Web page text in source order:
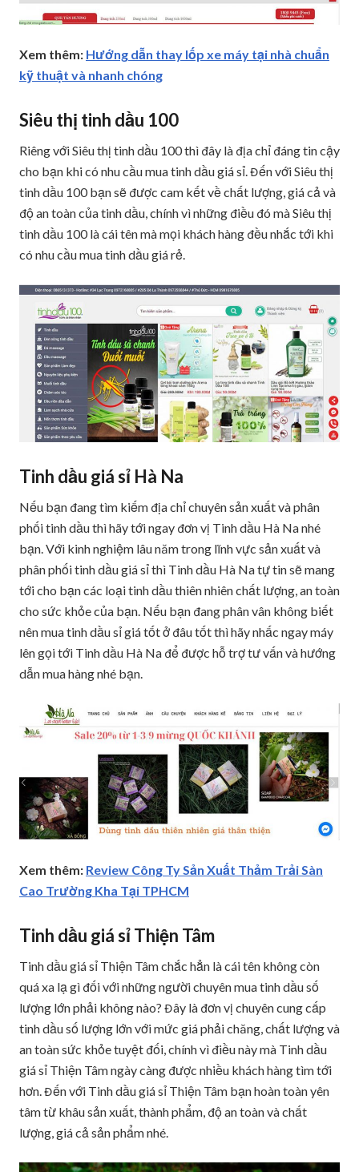
Xem thêm: Hướng dẫn thay lốp xe máy tại nhà chuẩn
kỹ thuật và nhanh chóng
Siêu thị tinh dầu 100
Riêng với Siêu thị tinh dầu 100 thì đây là địa chỉ đáng tin cậy
cho bạn khi có nhu cầu mua tinh dầu giá sỉ. Đến với Siêu thị
tinh dầu 100 bạn sẽ được cam kết về chất lượng, giá cả và
độ an toàn của tinh dầu, chính vì những điều đó mà Siêu thị
tinh dầu 100 là cái tên mà mọi khách hàng đều nhắc tới khi
có nhu cầu mua tinh dầu giá rẻ.
Tinh dầu giá sỉ Hà Na
Nếu bạn đang tìm kiếm địa chỉ chuyên sản xuất và phân
phối tinh dầu thì hãy tới ngay đơn vị Tinh dầu Hà Na nhé
bạn. Với kinh nghiệm lâu năm trong lĩnh vực sản xuất và
phân phối tinh dầu giá sỉ thì Tinh dầu Hà Na tự tin sẽ mang
tới cho bạn các loại tinh dầu thiên nhiên chất lượng, an toàn
cho sức khỏe của bạn. Nếu bạn đang phân vân không biết
nên mua tinh dầu sỉ giá tốt ở đâu tốt thì hãy nhấc ngay máy
lên gọi tới Tinh dầu Hà Na để được hỗ trợ tư vấn và hướng
dẫn mua hàng nhé bạn.
Xem thêm: Review Công Ty Sản Xuất Thảm Trải Sàn
Cao Trường Kha Tại TPHCM
Tinh dầu giá sỉ Thiện Tâm
Tinh dầu giá sỉ Thiện Tâm chắc hẳn là cái tên không còn
quá xa lạ gì đối với những người chuyên mua tinh dầu số
lượng lớn phải không nào? Đây là đơn vị chuyên cung cấp
tinh dầu số lượng lớn với mức giá phải chăng, chất lượng và
an toàn sức khỏe tuyệt đối, chính vì điều này mà Tinh dầu
giá sỉ Thiện Tâm ngày càng được nhiều khách hàng tìm tới
hơn. Đến với Tinh dầu giá sỉ Thiện Tâm bạn hoàn toàn yên
tâm từ khâu sản xuất, thành phẩm, độ an toàn và chất
lượng, giá cả sản phẩm nhé.